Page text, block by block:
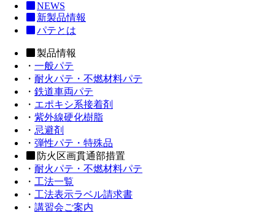
NEWS
新製品情報
パテとは
製品情報
・ 一般パテ
・ 耐火パテ・不燃材料パテ
・ 鉄道車両パテ
・ エポキシ系接着剤
・ 紫外線硬化樹脂
・ 忌避剤
・ 弾性パテ・特殊品
防火区画貫通部措置
・ 耐火パテ・不燃材料パテ
・ 工法一覧
・ 工法表示ラベル請求書
・ 講習会ご案内